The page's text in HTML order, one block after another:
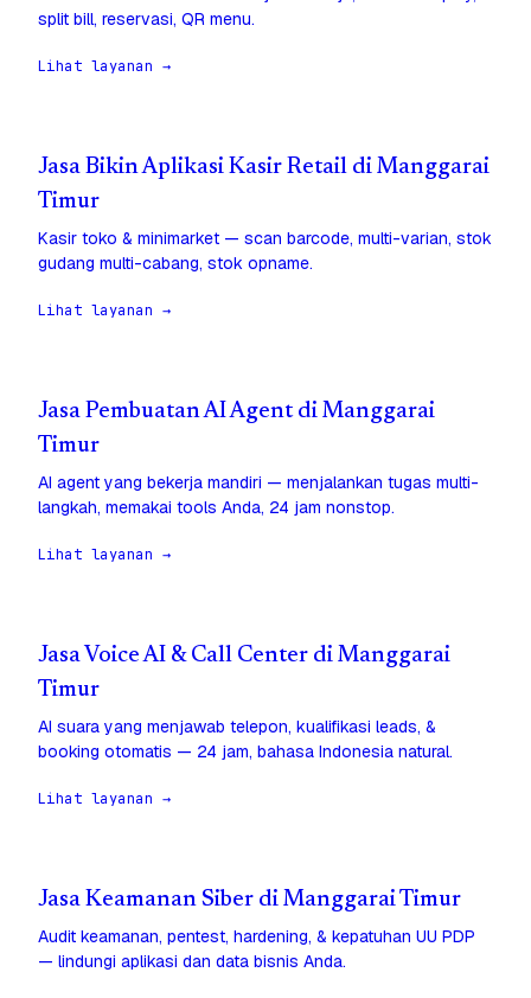
split bill, reservasi, QR menu.
Lihat layanan →
Jasa Bikin Aplikasi Kasir Retail di Manggarai
Timur
Kasir toko & minimarket — scan barcode, multi-varian, stok
gudang multi-cabang, stok opname.
Lihat layanan →
Jasa Pembuatan AI Agent di Manggarai
Timur
AI agent yang bekerja mandiri — menjalankan tugas multi-
langkah, memakai tools Anda, 24 jam nonstop.
Lihat layanan →
Jasa Voice AI & Call Center di Manggarai
Timur
AI suara yang menjawab telepon, kualifikasi leads, &
booking otomatis — 24 jam, bahasa Indonesia natural.
Lihat layanan →
Jasa Keamanan Siber di Manggarai Timur
Audit keamanan, pentest, hardening, & kepatuhan UU PDP
— lindungi aplikasi dan data bisnis Anda.